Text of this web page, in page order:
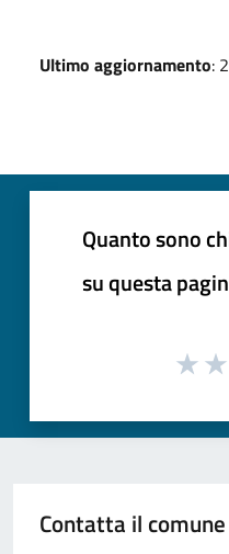
Ultimo aggiornamento:
Quanto sono
su questa
Contatta il comune